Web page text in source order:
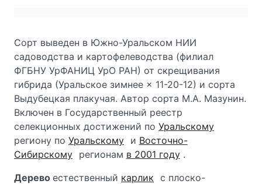
Сорт выведен в Южно-Уральском НИИ
садоводства и картофелеводства (филиал
ФГБНУ УрФАНИЦ УрО РАН) от скрещивания
гибрида (Уральское зимнее × 11-20-12) и сорта
Выдубецкая плакучая. Автор сорта М.А. Мазунин.
Включен в Государственный реестр
селекционных достижений по Уральскому
региону по Уральскому и Восточно-
Сибирскому регионам в 2001 году .
Дерево естественный карлик с плоско-